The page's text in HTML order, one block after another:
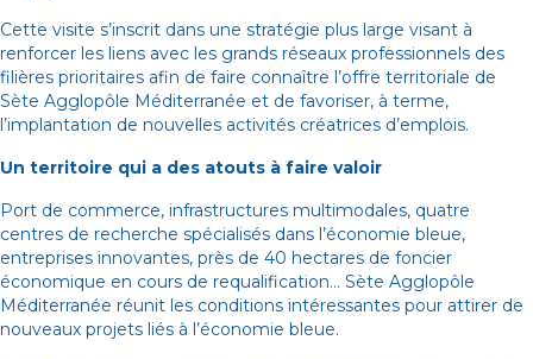
Cette visite s’inscrit dans une stratégie plus large visant à
renforcer les liens avec les grands réseaux professionnels des
filières prioritaires afin de faire connaître l’offre territoriale de
Sète Agglopôle Méditerranée et de favoriser, à terme,
l’implantation de nouvelles activités créatrices d’emplois.
Un territoire qui a des atouts à faire valoir
Port de commerce, infrastructures multimodales, quatre
centres de recherche spécialisés dans l’économie bleue,
entreprises innovantes, près de 40 hectares de foncier
économique en cours de requalification… Sète Agglopôle
Méditerranée réunit les conditions intéressantes pour attirer de
nouveaux projets liés à l’économie bleue.